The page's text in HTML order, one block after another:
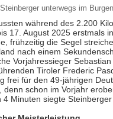
unterwegs im
während des 2.200
17. August 2025 erstmals
frühzeitig die Segel
nach einem
Vorjahressieger
Tiroler Frederic
frei für den 49-jährigen
denn schon im Vorjahr
4 Minuten siegte